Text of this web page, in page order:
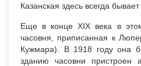
Казанская здесь всегда
Еще в конце XIX века в
часовня, приписанная к
Кужмара). В 1918 году она
зданию часовни